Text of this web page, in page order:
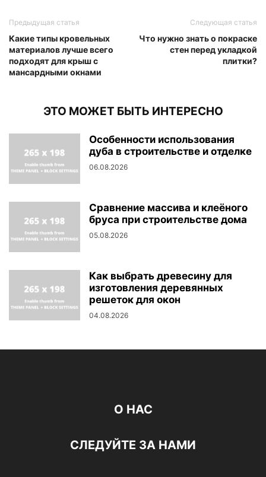
Предыдущая статья
Какие типы кровельных
материалов лучше всего
подходят для крыш с
мансардными окнами
Следующая статья
Что нужно знать о покраске
стен перед укладкой
плитки?
ЭТО МОЖЕТ БЫТЬ ИНТЕРЕСНО
Особенности использования
дуба в строительстве и отделке
06.08.2026
Сравнение массива и клеёного
бруса при строительстве дома
05.08.2026
Как выбрать древесину для
изготовления деревянных
решеток для окон
04.08.2026
О НАС
СЛЕДУЙТЕ ЗА НАМИ